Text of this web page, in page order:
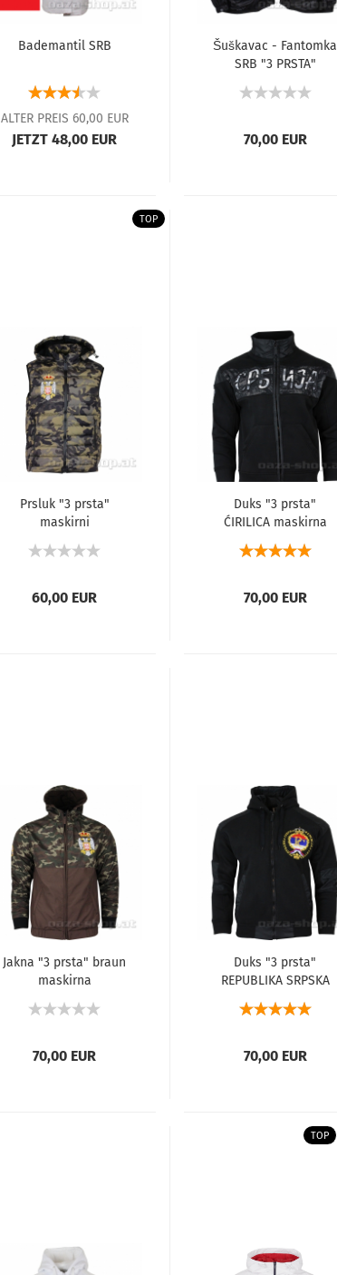
Bademantil SRB
ALTER PREIS 60,00 EUR
JETZT 48,00 EUR
Šuškavac - Fantomka
SRB "3 PRSTA"
70,00 EUR
TOP
Prsluk "3 prsta"
maskirni
60,00 EUR
Duks "3 prsta"
ĆIRILICA maskirna
70,00 EUR
Jakna "3 prsta" braun
maskirna
70,00 EUR
Duks "3 prsta"
REPUBLIKA SRPSKA
70,00 EUR
TOP